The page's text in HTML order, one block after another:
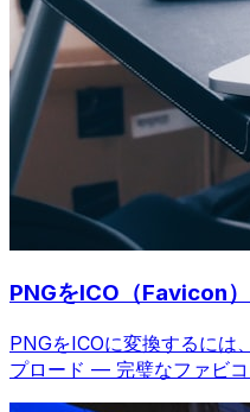
PNGをICO（Favicon
PNGをICOに変換するに
プロード — 完璧なファビコ